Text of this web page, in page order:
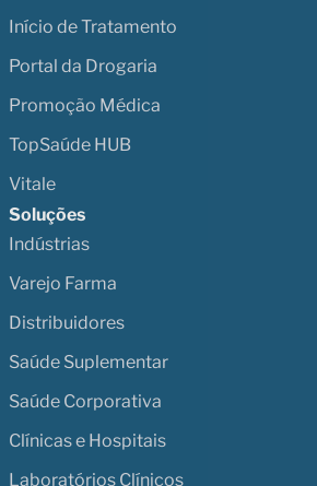
Início de Tratamento
Portal da Drogaria
Promoção Médica
TopSaúde HUB
Vitale
Soluções
Indústrias
Varejo Farma
Distribuidores
Saúde Suplementar
Saúde Corporativa
Clínicas e Hospitais
Laboratórios Clínicos